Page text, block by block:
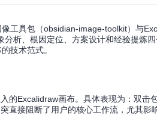
工具包（obsidian-image-toolkit）与
析、根因定位、方案设计和经验提炼
技术范式。
的Excalidraw画布。具体表现为：双击
直接阻断了用户的核心工作流，尤其影